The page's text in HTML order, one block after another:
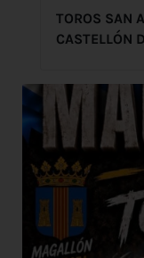
TOROS SAN
CASTELLÓN